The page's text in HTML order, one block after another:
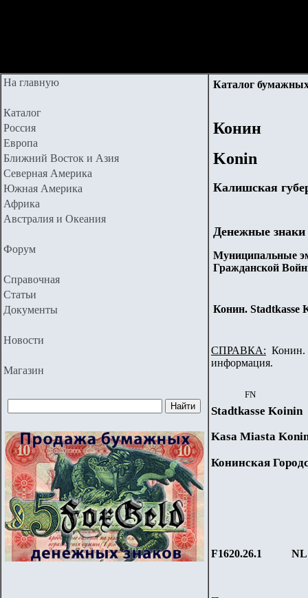
На главную
Каталог
Россия
Европа
Ближний Восток и Азия
Северная Америка
Южная Америка
Африка
Австралия и Океания
Форум
Справочная
Статьи
Документы
Новости
Магазин
Каталог
Конин
Konin
Калишская
Денежные знаки
Муниципальные
Гражданской
Конин. Stadtkasse
СПРАВКА: Конин.
информация.
FN
Stadtkasse Koinin
Kasa Miasta
Конинская
F1620.26.1 NL